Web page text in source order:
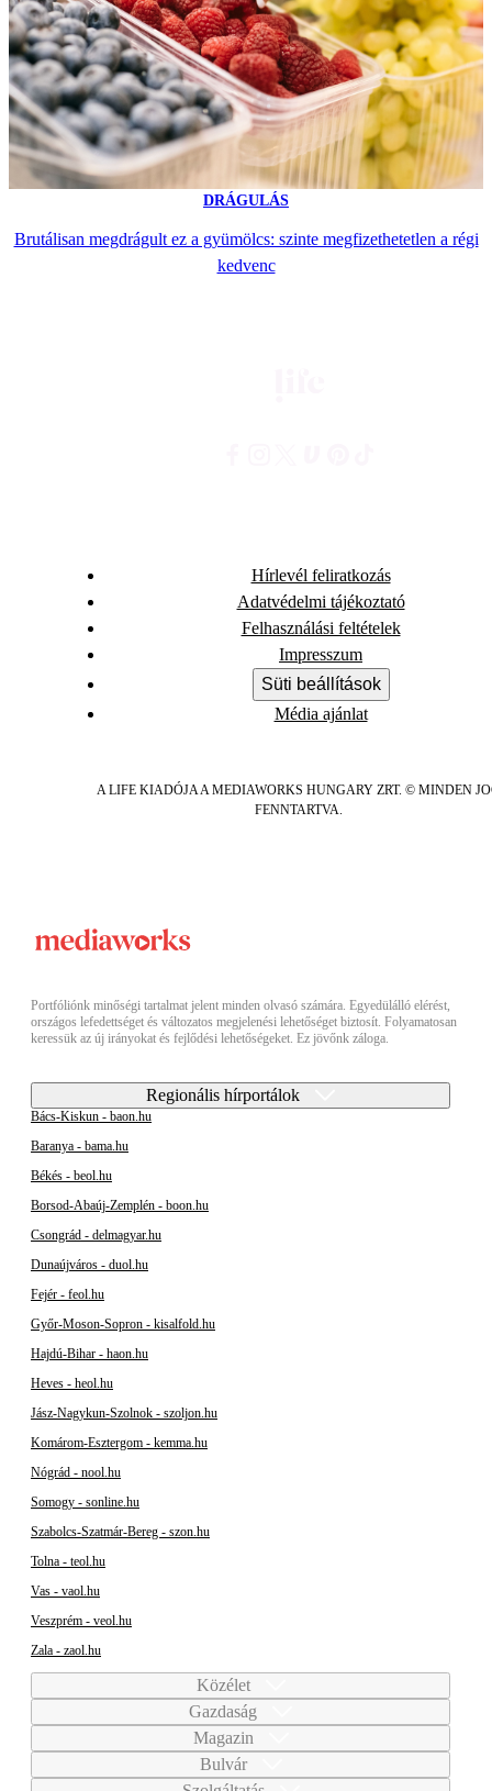
DRÁGULÁS
Brutálisan megdrágult ez a gyümölcs: szinte megfizethetetlen a régi
kedvenc
Hírlevél feliratkozás
Adatvédelmi tájékoztató
Felhasználási feltételek
Impresszum
Süti beállítások
Média ajánlat
A LIFE KIADÓJA A MEDIAWORKS HUNGARY ZRT. © MINDEN
FENNTARTVA.
Portfóliónk minőségi tartalmat jelent minden olvasó számára. Egyedülálló elérést,
országos lefedettséget és változatos megjelenési lehetőséget biztosít. Folyamatosan
keressük az új irányokat és fejlődési lehetőségeket. Ez jövőnk záloga.
Regionális hírportálok
Bács-Kiskun - baon.hu
Baranya - bama.hu
Békés - beol.hu
Borsod-Abaúj-Zemplén - boon.hu
Csongrád - delmagyar.hu
Dunaújváros - duol.hu
Fejér - feol.hu
Győr-Moson-Sopron - kisalfold.hu
Hajdú-Bihar - haon.hu
Heves - heol.hu
Jász-Nagykun-Szolnok - szoljon.hu
Komárom-Esztergom - kemma.hu
Nógrád - nool.hu
Somogy - sonline.hu
Szabolcs-Szatmár-Bereg - szon.hu
Tolna - teol.hu
Vas - vaol.hu
Veszprém - veol.hu
Zala - zaol.hu
Közélet
Gazdaság
Magazin
Bulvár